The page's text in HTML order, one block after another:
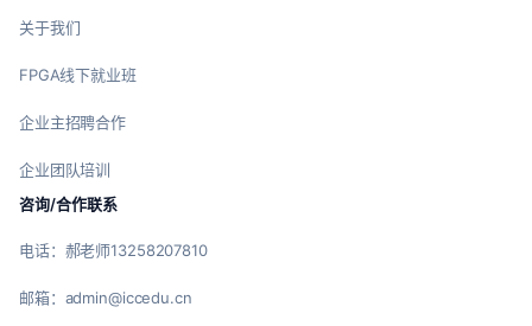
关于我们
FPGA线下就业班
企业主招聘合作
企业团队培训
咨询/合作联系
电话：郝老师13258207810
邮箱：admin@iccedu.cn